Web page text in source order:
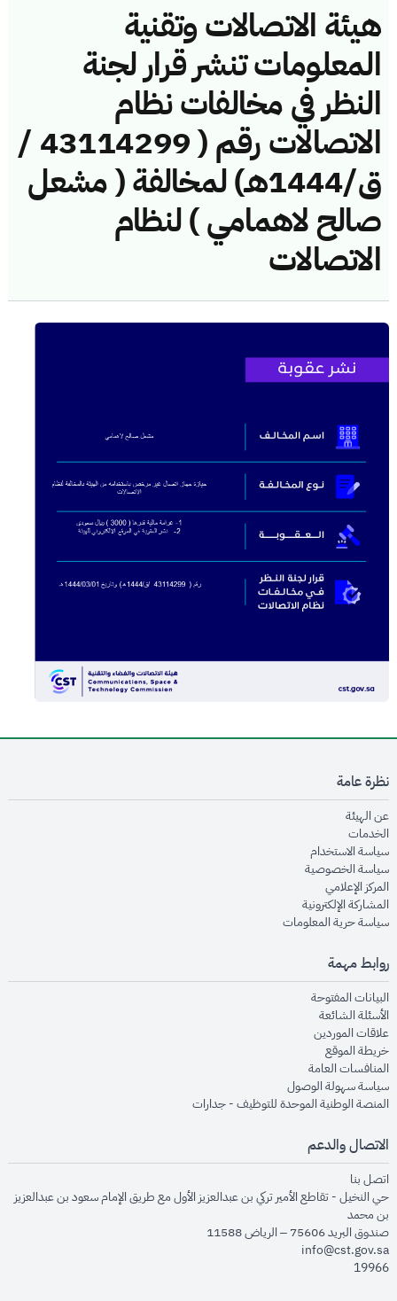
هيئة الاتصالات وتقنية
المعلومات تنشر قرار لجنة
النظر في مخالفات نظام
الاتصالات رقم ( 43114299 /
ق/1444هـ) لمخالفة ( مشعل
صالح لاهمامي ) لنظام
الاتصالات
نظرة عامة
عن الهيئةopens in new window
الخدماتopens in new window
سياسة الاستخدام
سياسة الخصوصيةopens in new window
المركز الإعلاميopens in new window
المشاركة الإلكترونيةopens in new window
سياسة حرية المعلوماتopens in new window
روابط مهمة
البيانات المفتوحةopens in new window
الأسئلة الشائعةopens in new window
علاقات الموردينopens in new window
خريطة الموقعopens in new window
المنافسات العامةopens in new window
سياسة سهولة الوصولopens in new window
المنصة الوطنية الموحدة للتوظيف - جداراتopens in new window
الاتصال والدعم
اتصل بنا
حي النخيل - تقاطع الأمير تركي بن عبدالعزيز الأول مع طريق الإمام سعود بن عبدالعزيز
بن محمد
صندوق البريد 75606 – الرياض 11588
info@cst.gov.sa
19966